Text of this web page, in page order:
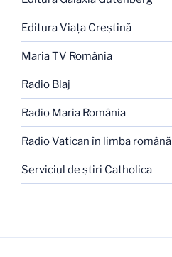
Editura Viaţa Creştină
Maria TV România
Radio Blaj
Radio Maria România
Radio Vatican în limba română
Serviciul de ştiri Catholica